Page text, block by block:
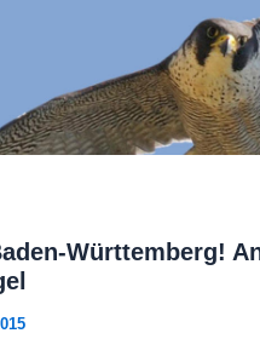
Württemberg!